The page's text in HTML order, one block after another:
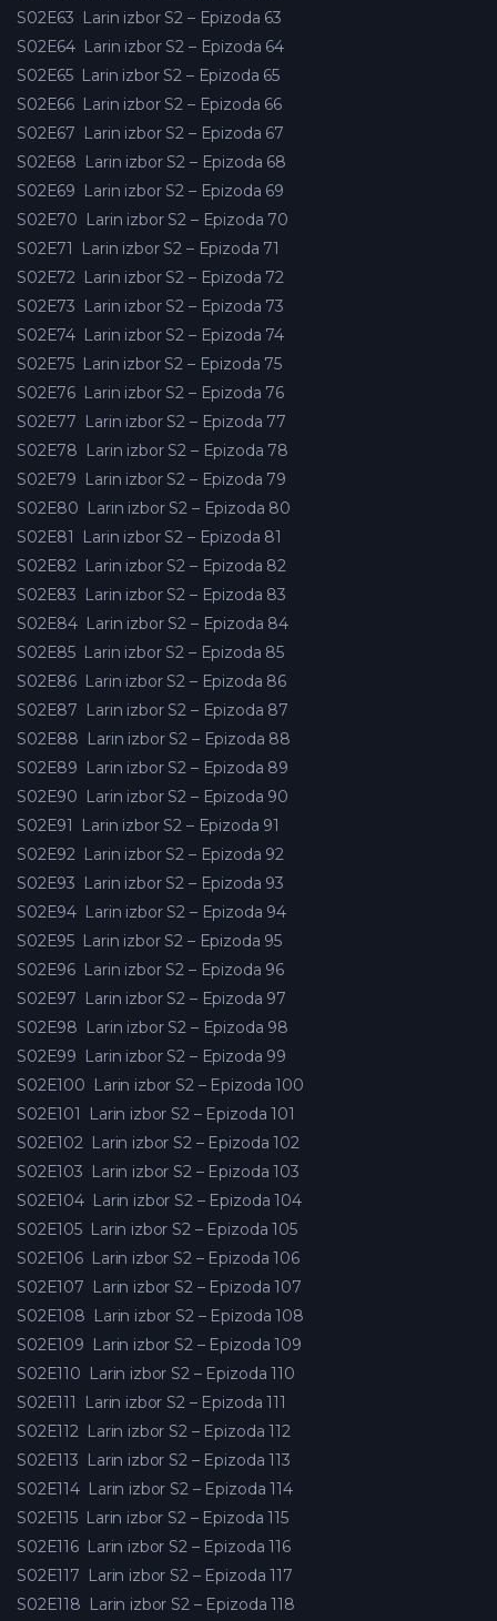
S02E63 Larin izbor S2 – Epizoda 63
S02E64 Larin izbor S2 – Epizoda 64
S02E65 Larin izbor S2 – Epizoda 65
S02E66 Larin izbor S2 – Epizoda 66
S02E67 Larin izbor S2 – Epizoda 67
S02E68 Larin izbor S2 – Epizoda 68
S02E69 Larin izbor S2 – Epizoda 69
S02E70 Larin izbor S2 – Epizoda 70
S02E71
Larin izbor S2 – Epizoda 71
S02E72 Larin izbor S2 – Epizoda 72
S02E73 Larin izbor S2 – Epizoda 73
S02E74 Larin izbor S2 – Epizoda 74
S02E75 Larin izbor S2 – Epizoda 75
S02E76 Larin izbor S2 – Epizoda 76
S02E77 Larin izbor S2 – Epizoda 77
S02E78 Larin izbor S2 – Epizoda 78
S02E79 Larin izbor S2 – Epizoda 79
S02E80 Larin izbor S2 – Epizoda 80
S02E81
Larin izbor S2 – Epizoda 81
S02E82 Larin izbor S2 – Epizoda 82
S02E83 Larin izbor S2 – Epizoda 83
S02E84 Larin izbor S2 – Epizoda 84
S02E85 Larin izbor S2 – Epizoda 85
S02E86 Larin izbor S2 – Epizoda 86
S02E87 Larin izbor S2 – Epizoda 87
S02E88 Larin izbor S2 – Epizoda 88
S02E89 Larin izbor S2 – Epizoda 89
S02E90 Larin izbor S2 – Epizoda 90
S02E91
Larin izbor S2 – Epizoda 91
S02E92 Larin izbor S2 – Epizoda 92
S02E93 Larin izbor S2 – Epizoda 93
S02E94 Larin izbor S2 – Epizoda 94
S02E95 Larin izbor S2 – Epizoda 95
S02E96 Larin izbor S2 – Epizoda 96
S02E97 Larin izbor S2 – Epizoda 97
S02E98 Larin izbor S2 – Epizoda 98
S02E99 Larin izbor S2 – Epizoda 99
S02E100 Larin izbor S2 – Epizoda 100
S02E101
Larin izbor S2 – Epizoda 101
S02E102 Larin izbor S2 – Epizoda 102
S02E103 Larin izbor S2 – Epizoda 103
S02E104 Larin izbor S2 – Epizoda 104
S02E105 Larin izbor S2 – Epizoda 105
S02E106 Larin izbor S2 – Epizoda 106
S02E107 Larin izbor S2 – Epizoda 107
S02E108 Larin izbor S2 – Epizoda 108
S02E109 Larin izbor S2 – Epizoda 109
S02E110 Larin izbor S2 – Epizoda 110
S02E111
Larin izbor S2 – Epizoda 111
S02E112 Larin izbor S2 – Epizoda 112
S02E113 Larin izbor S2 – Epizoda 113
S02E114 Larin izbor S2 – Epizoda 114
S02E115 Larin izbor S2 – Epizoda 115
S02E116 Larin izbor S2 – Epizoda 116
S02E117 Larin izbor S2 – Epizoda 117
S02E118 Larin izbor S2 – Epizoda 118